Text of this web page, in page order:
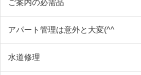
ご案内の必需品
アパート管理は意外と大変(^^ゞ
水道修理